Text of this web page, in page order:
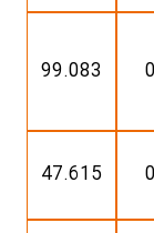
0
99.083
0
47.615